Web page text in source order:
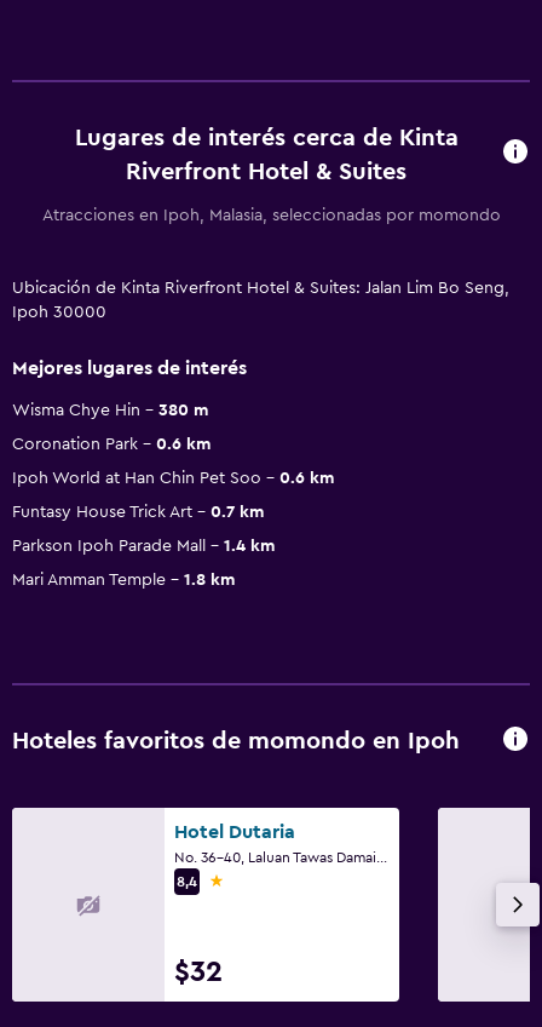
Lugares de interés cerca de Kinta
Riverfront Hotel & Suites
Atracciones en Ipoh, Malasia, seleccionadas por momondo
Ubicación de Kinta Riverfront Hotel & Suites: Jalan Lim Bo Seng,
Ipoh 30000
Mejores lugares de interés
Wisma Chye Hin
380 m
Coronation Park
0.6 km
Ipoh World at Han Chin Pet Soo
0.6 km
Funtasy House Trick Art
0.7 km
Parkson Ipoh Parade Mall
1.4 km
Mari Amman Temple
1.8 km
Hoteles favoritos de momondo en Ipoh
Hotel Dutaria
8,4
1 estrella
$32